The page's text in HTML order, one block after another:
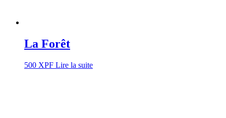
La Forêt
500 XPF Lire la suite